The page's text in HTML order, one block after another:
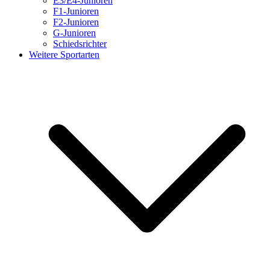
F1-Junioren
F2-Junioren
G-Junioren
Schiedsrichter
Weitere Sportarten